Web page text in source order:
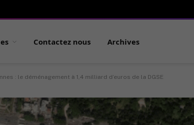
Contactez nous Archives
: le déménagement à 1,4 milliard d’euros de la DGSE